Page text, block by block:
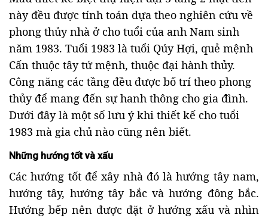
này đều được tính toán dựa theo nghiên cứu về
phong thủy nhà ở cho tuổi của anh Nam sinh
năm 1983. Tuổi 1983 là tuổi Qúy Hợi, quẻ mệnh
Cấn thuộc tây tứ mệnh, thuộc đại hành thủy.
Công năng các tầng đều được bố trí theo phong
thủy để mang đến sự hanh thông cho gia đình.
Dưới đây là một số lưu ý khi thiết kế cho tuổi
1983 mà gia chủ nào cũng nên biết.
Những hướng tốt và xấu
Các hướng tốt để xây nhà đó là hướng tây nam,
hướng tây, hướng tây bắc và hướng đông bắc.
Hướng bếp nên được đặt ở hướng xấu và nhìn